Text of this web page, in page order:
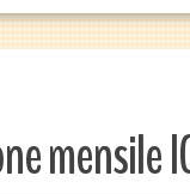
mensile